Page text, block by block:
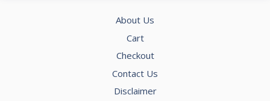
About Us
Cart
Checkout
Contact Us
Disclaimer